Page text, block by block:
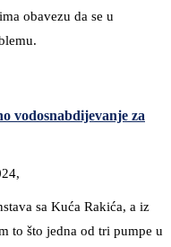
obavezu da se u
vodosnabdijevanje za
sa Kuća Rakića, a iz
to što jedna od tri pumpe u